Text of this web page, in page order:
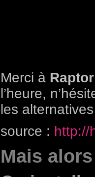
Merci à Raptor
l’heure,
les
source : http://
Mais